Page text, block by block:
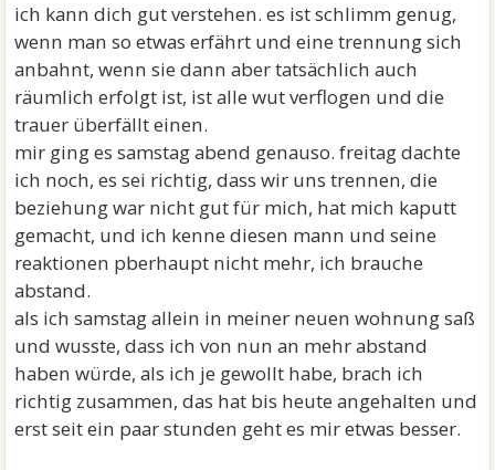
ich kann dich gut verstehen. es ist schlimm genug,
wenn man so etwas erfährt und eine trennung sich
anbahnt, wenn sie dann aber tatsächlich auch
räumlich erfolgt ist, ist alle wut verflogen und die
trauer überfällt einen.
mir ging es samstag abend genauso. freitag dachte
ich noch, es sei richtig, dass wir uns trennen, die
beziehung war nicht gut für mich, hat mich kaputt
gemacht, und ich kenne diesen mann und seine
reaktionen pberhaupt nicht mehr, ich brauche
abstand.
als ich samstag allein in meiner neuen wohnung saß
und wusste, dass ich von nun an mehr abstand
haben würde, als ich je gewollt habe, brach ich
richtig zusammen, das hat bis heute angehalten und
erst seit ein paar stunden geht es mir etwas besser.